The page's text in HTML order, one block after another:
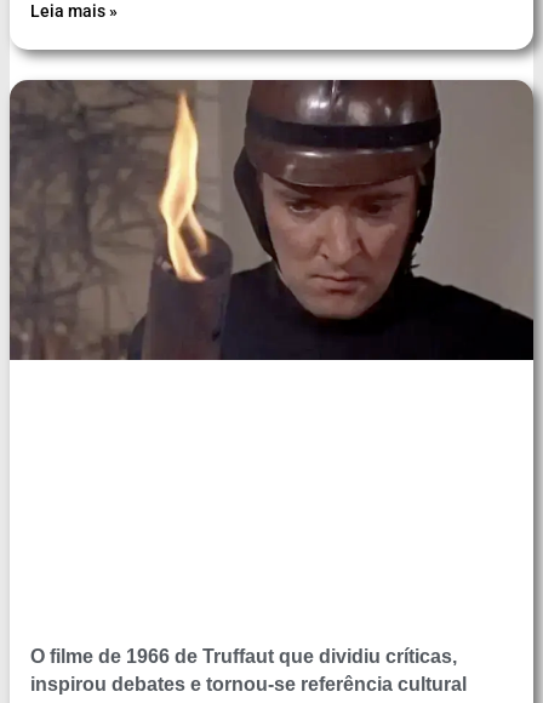
Leia mais »
O filme de 1966 de Truffaut que dividiu críticas,
inspirou debates e tornou-se referência cultural